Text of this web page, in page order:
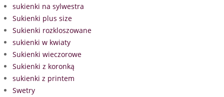
sukienki na sylwestra
Sukienki plus size
Sukienki rozkloszowane
sukienki w kwiaty
Sukienki wieczorowe
Sukienki z koronką
sukienki z printem
Swetry